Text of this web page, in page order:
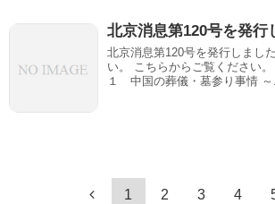
北京消息第120号を発行
北京消息第120号を発行しまし
い。 こちらからご覧ください
１ 中国の葬儀・墓参り事情
1 2 3 4